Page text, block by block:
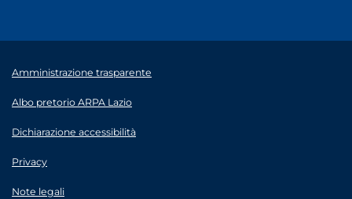
Amministrazione trasparente
Albo pretorio ARPA Lazio
Dichiarazione accessibilità
Privacy
Note legali